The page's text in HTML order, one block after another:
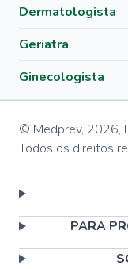
Dermatologista
Geriatra
Ginecologista
© Medprev, 2026,
Todos os direitos
PARA